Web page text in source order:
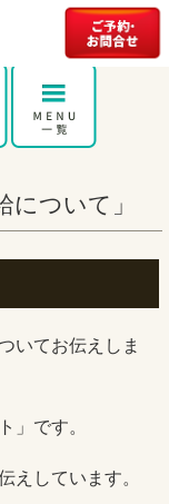
について」
いてお伝えしま
」です。
えしています。